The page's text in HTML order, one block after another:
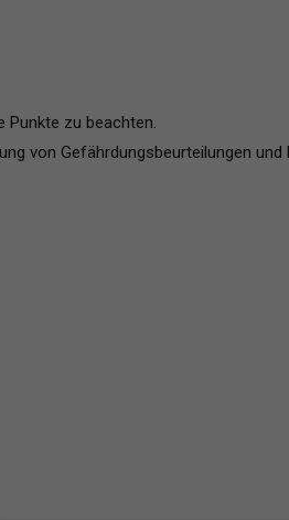
Punkte zu beachten.
von Gefährdungsbeurteilungen und